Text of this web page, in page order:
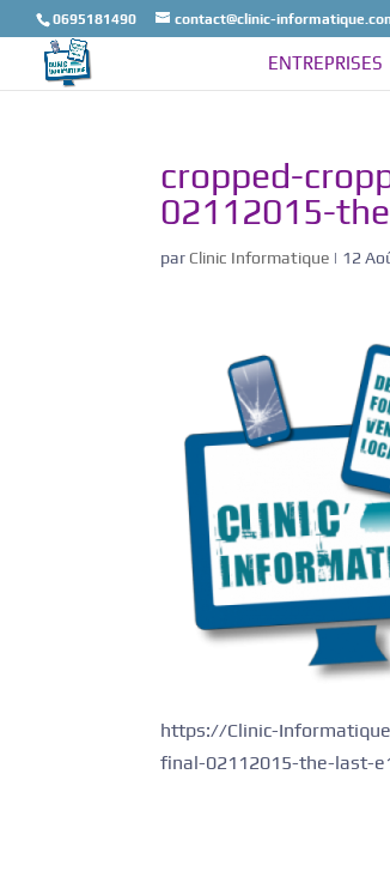
0695181490 contact@clinic-
ENTREPRISES
cropped-
02112015-
par Clinic Informatique | 12
https://Clinic-
final-02112015-the-last-